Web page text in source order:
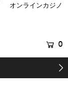
オンラインカジノ
0